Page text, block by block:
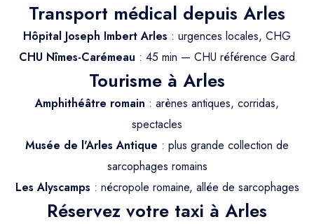
Transport médical depuis Arles
Hôpital Joseph Imbert Arles : urgences locales, CHG
CHU Nîmes-Carémeau : 45 min — CHU référence Gard
Tourisme à Arles
Amphithéâtre romain : arènes antiques, corridas,
spectacles
Musée de l'Arles Antique : plus grande collection de
sarcophages romains
Les Alyscamps : nécropole romaine, allée de sarcophages
Réservez votre taxi à Arles